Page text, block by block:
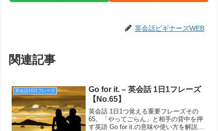
英会話ビギナーズWEB
関連記事
英会話1日1フレーズ
Go for it. – 英会話 1日1フレーズ
【No.65】
英会話 1日1つ覚える重要フレーズその
65。「やってごらん」と相手の背中を押
す英語 Go for it.の意味や使い方を解説し